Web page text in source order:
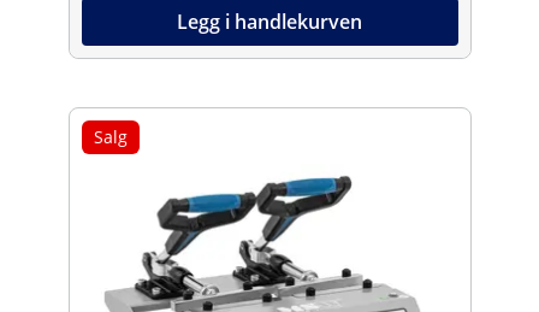
Legg i handlekurven
Salg